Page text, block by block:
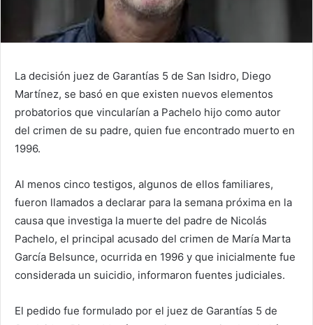
La decisión juez de Garantías 5 de San Isidro, Diego
Martínez, se basó en que existen nuevos elementos
probatorios que vincularían a Pachelo hijo como autor
del crimen de su padre, quien fue encontrado muerto en
1996.
Al menos cinco testigos, algunos de ellos familiares,
fueron llamados a declarar para la semana próxima en la
causa que investiga la muerte del padre de Nicolás
Pachelo, el principal acusado del crimen de María Marta
García Belsunce, ocurrida en 1996 y que inicialmente fue
considerada un suicidio, informaron fuentes judiciales.
El pedido fue formulado por el juez de Garantías 5 de